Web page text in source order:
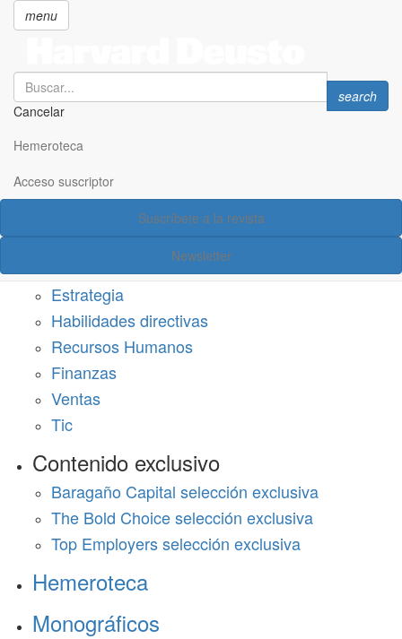
principal
menu
Search
Cancelar
Search
search
Hemeroteca
Acceso suscriptor
Suscríbete a la revista
Newsletter
Acceso suscriptor
Estrategia
Habilidades directivas
Recursos Humanos
Finanzas
Ventas
Tic
Contenido exclusivo
Baragaño Capital selección exclusiva
The Bold Choice selección exclusiva
Top Employers selección exclusiva
Hemeroteca
Monográficos